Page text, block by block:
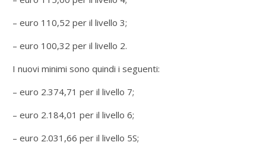
– euro 110,52 per il livello 3;
– euro 100,32 per il livello 2.
I nuovi minimi sono quindi i seguenti:
– euro 2.374,71 per il livello 7;
– euro 2.184,01 per il livello 6;
– euro 2.031,66 per il livello 5S;